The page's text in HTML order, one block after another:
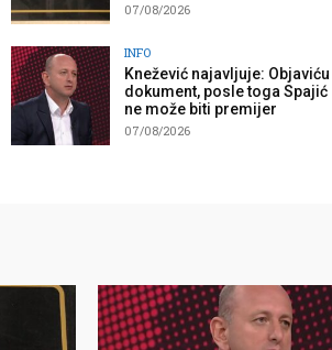
07/08/2026
INFO
Knežević najavljuje: Objaviću
dokument, posle toga Spajić
ne može biti premijer
07/08/2026